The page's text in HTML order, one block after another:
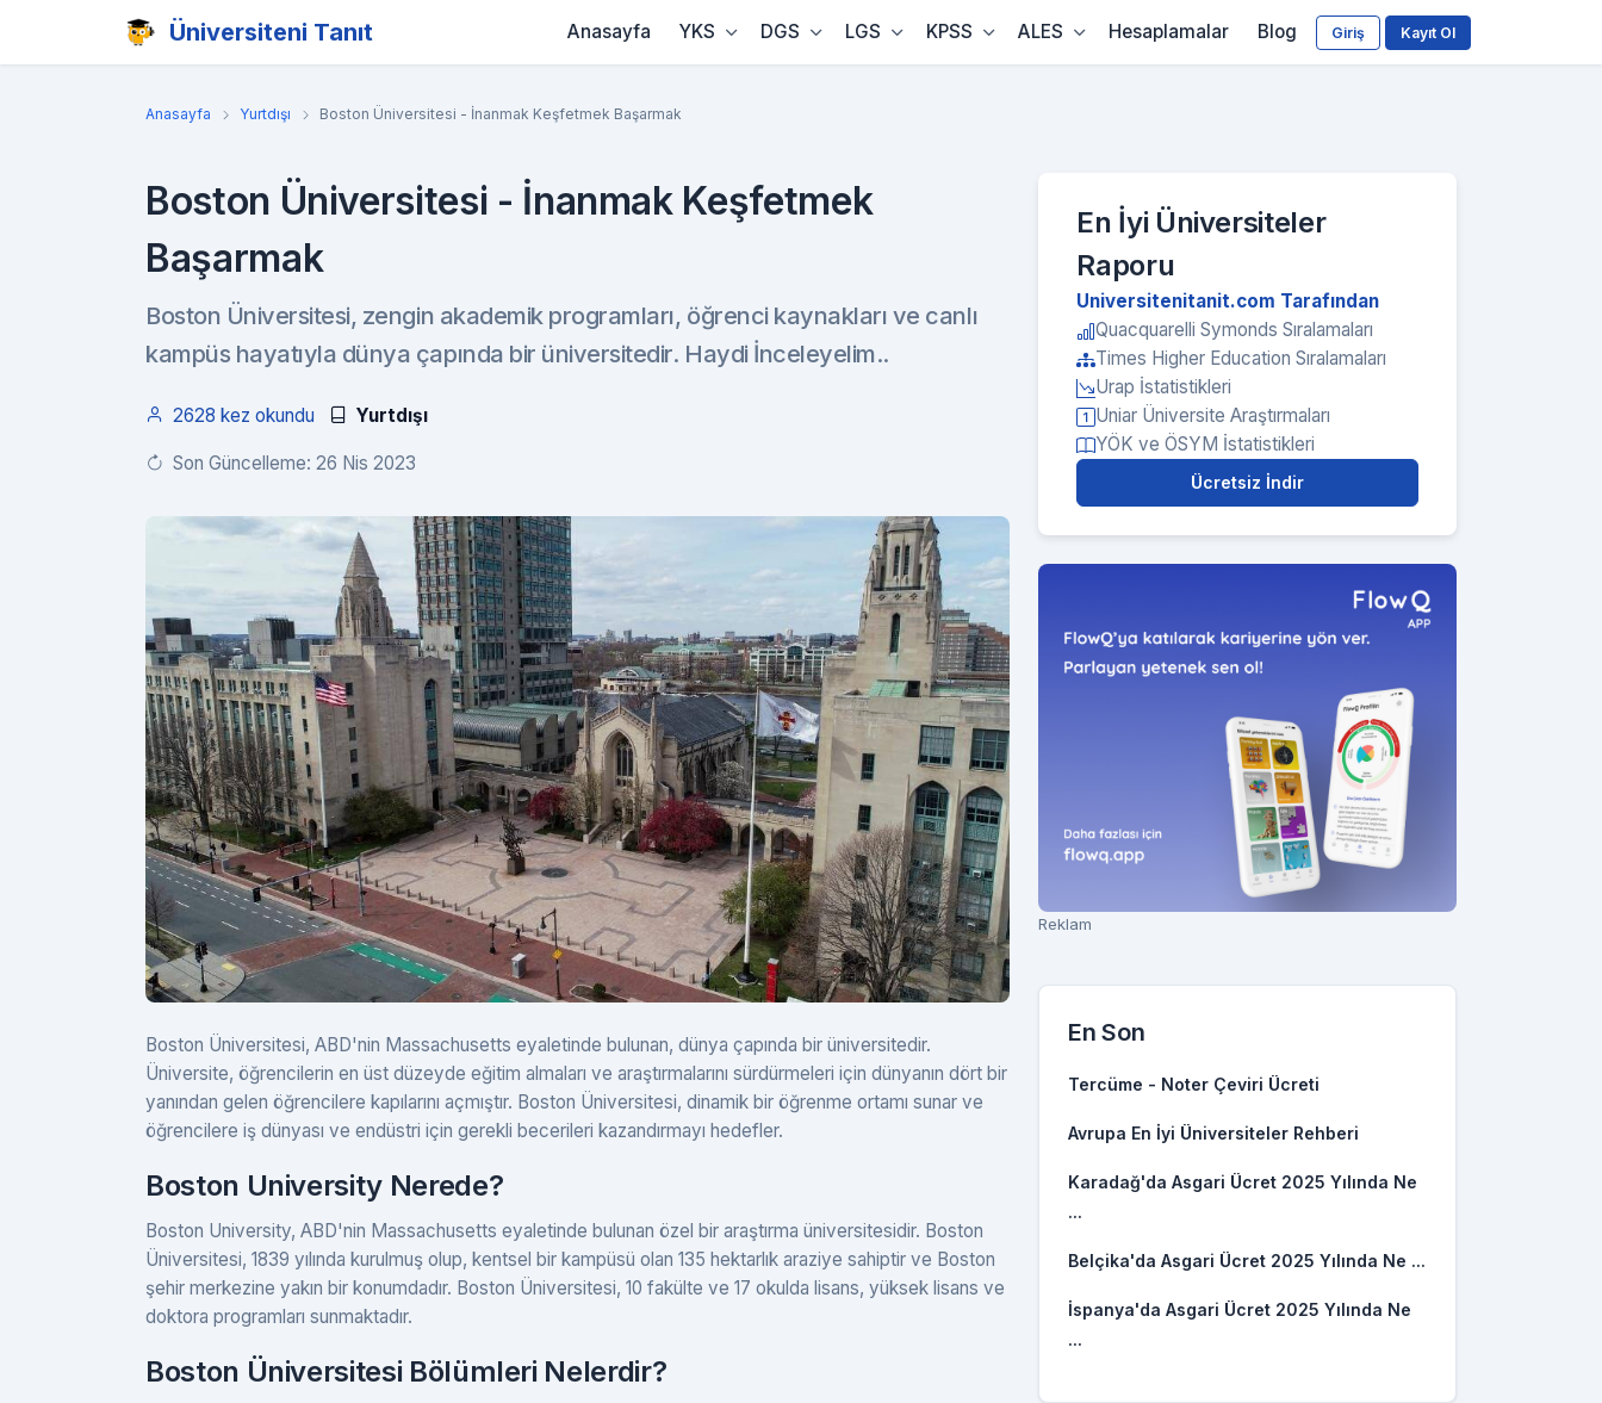
Üniversiteni Tanıt Giriş Kayıt Ol
Anasayfa YKS DGS LGS KPSS ALES Hesaplamalar Blog
Anasayfa Yurtdışı Boston Üniversitesi - İnanmak Keşfetmek Başarmak
Boston Üniversitesi - İnanmak Keşfetmek
Başarmak
Boston Üniversitesi, zengin akademik programları, öğrenci kaynakları ve canlı
kampüs hayatıyla dünya çapında bir üniversitedir. Haydi İnceleyelim..
2628 kez okundu Yurtdışı
Son Güncelleme: 26 Nis 2023
Boston Üniversitesi, ABD'nin Massachusetts eyaletinde bulunan, dünya çapında bir üniversitedir.
Üniversite, öğrencilerin en üst düzeyde eğitim almaları ve araştırmalarını sürdürmeleri için dünyanın dört bir
yanından gelen öğrencilere kapılarını açmıştır. Boston Üniversitesi, dinamik bir öğrenme ortamı sunar ve
öğrencilere iş dünyası ve endüstri için gerekli becerileri kazandırmayı hedefler.
Boston University Nerede?
Boston University, ABD'nin Massachusetts eyaletinde bulunan özel bir araştırma üniversitesidir. Boston
Üniversitesi, 1839 yılında kurulmuş olup, kentsel bir kampüsü olan 135 hektarlık araziye sahiptir ve Boston
şehir merkezine yakın bir konumdadır. Boston Üniversitesi, 10 fakülte ve 17 okulda lisans, yüksek lisans ve
doktora programları sunmaktadır.
Boston Üniversitesi Bölümleri Nelerdir?
En İyi Üniversiteler
Raporu
Universitenitanit.com Tarafından
Quacquarelli Symonds Sıralamaları
Times Higher Education Sıralamaları
Urap İstatistikleri
Uniar Üniversite Araştırmaları
YÖK ve ÖSYM İstatistikleri
Ücretsiz İndir
Reklam
En Son
Tercüme - Noter Çeviri Ücreti
Avrupa En İyi Üniversiteler Rehberi
Karadağ'da Asgari Ücret 2025 Yılında Ne
...
Belçika'da Asgari Ücret 2025 Yılında Ne ...
İspanya'da Asgari Ücret 2025 Yılında Ne
...